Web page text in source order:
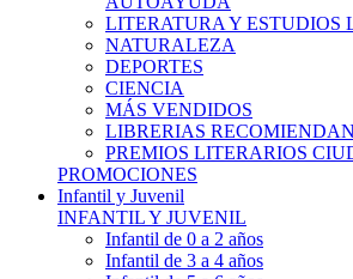
LITERATURA Y ESTUDIOS
NATURALEZA
DEPORTES
CIENCIA
MÁS VENDIDOS
LIBRERIAS RECOMIENDAN
PREMIOS LITERARIOS
PROMOCIONES
Infantil y Juvenil
INFANTIL Y JUVENIL
Infantil de 0 a 2 años
Infantil de 3 a 4 años